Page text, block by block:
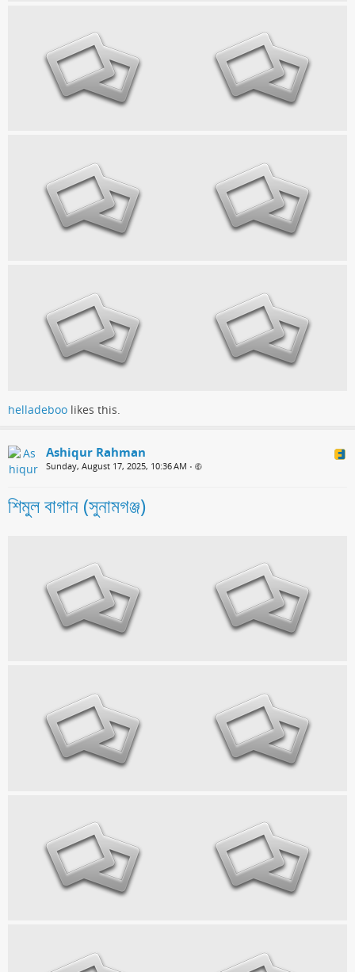
helladeboo likes this.
Ashiqur Rahman
Sunday, August 17, 2025, 10:36 AM •
শিমুল বাগান (সুনামগঞ্জ)